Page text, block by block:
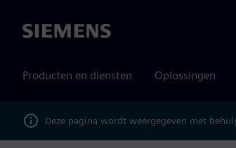
Siemens
Producten en diensten Oplossingen
Deze pagina wordt weergegeven met